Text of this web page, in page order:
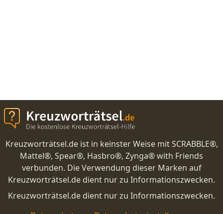
Kreuzworträtsel.de ist in keinster Weise mit SCRABBLE®,
Mattel®, Spear®, Hasbro®, Zynga® with Friends
verbunden. Die Verwendung dieser Marken auf
Kreuzworträtsel.de dient nur zu Informationszwecken.
Kreuzworträtsel.de dient nur zu Informationszwecken.